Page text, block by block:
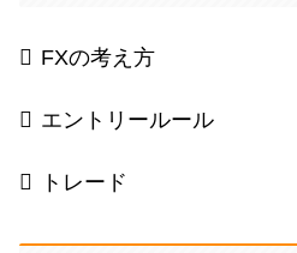
FXの考え方
エントリールール
トレード